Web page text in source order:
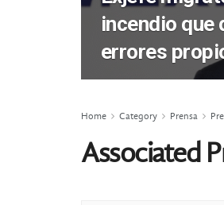
incendio que
errores
Home Category Prensa
Associated